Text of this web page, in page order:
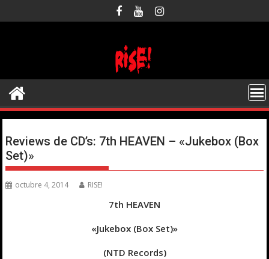
al
Reviews de CD’s: 7th HEAVEN – «Jukebox (Box
Set)»
octubre 4, 2014 RISE!
7th HEAVEN
«Jukebox (Box Set)»
(NTD Records)